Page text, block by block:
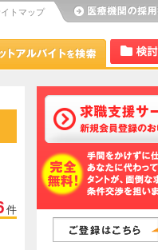
トマップ
Dr.アルなび
件